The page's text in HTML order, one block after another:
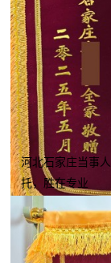
河北石家庄当事
托，胜在专业